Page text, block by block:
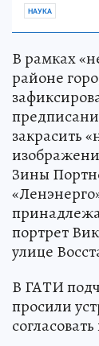
НАУКА
В рамках
районе
закрасить
Зины
портрет
улице
В ГАТИ
просили